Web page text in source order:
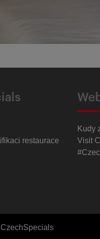
restaurace
Kudy
Visit